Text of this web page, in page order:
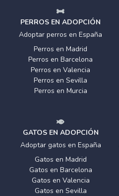
PERROS EN ADOPCIÓN
Adoptar perros en España
Perros en Madrid
Perros en Barcelona
Perros en Valencia
Perros en Sevilla
Perros en Murcia
GATOS EN ADOPCIÓN
Adoptar gatos en España
Gatos en Madrid
Gatos en Barcelona
Gatos en Valencia
Gatos en Sevilla